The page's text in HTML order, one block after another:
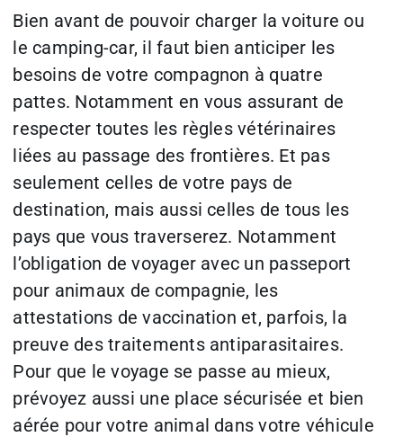
Bien avant de pouvoir charger la voiture ou
le camping-car, il faut bien anticiper les
besoins de votre compagnon à quatre
pattes. Notamment en vous assurant de
respecter toutes les règles vétérinaires
liées au passage des frontières. Et pas
seulement celles de votre pays de
destination, mais aussi celles de tous les
pays que vous traverserez. Notamment
l’obligation de voyager avec un passeport
pour animaux de compagnie, les
attestations de vaccination et, parfois, la
preuve des traitements antiparasitaires.
Pour que le voyage se passe au mieux,
prévoyez aussi une place sécurisée et bien
aérée pour votre animal dans votre véhicule